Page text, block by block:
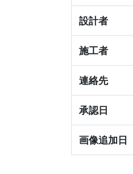
設計者
施工者
連絡先
承認日
画像追加日